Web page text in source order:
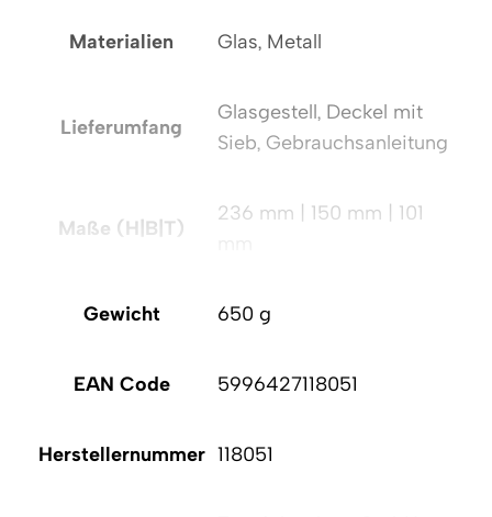
Materialien Glas, Metall
Lieferumfang
Glasgestell, Deckel mit
Sieb, Gebrauchsanleitung
Maße (H|B|T)
236 mm | 150 mm | 101
Gewicht 650 g
EAN Code 5996427118051
Herstellernummer 118051